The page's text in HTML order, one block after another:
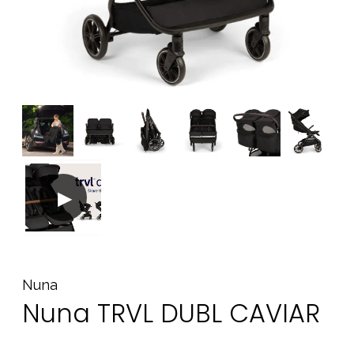
Nuna
Nuna TRVL DUBL CAVIAR
Tips til gaver
Vores favoritter
Mærker
Sol og svømning Outlet
Guide
Kontakt os på